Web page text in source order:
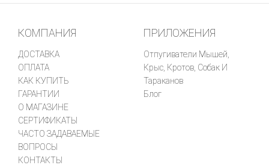
КОМПАНИЯ
ДОСТАВКА
ОПЛАТА
КАК КУПИТЬ
ГАРАНТИИ
О МАГАЗИНЕ
СЕРТИФИКАТЫ
ЧАСТО ЗАДАВАЕМЫЕ
ВОПРОСЫ
КОНТАКТЫ
ПРИЛОЖЕНИЯ
Отпугиватели Мышей,
Крыс, Кротов, Собак И
Тараканов
Блог